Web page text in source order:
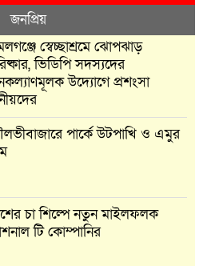
জনপ্রিয়
স্বেচ্ছাশ্রমে ঝোপঝাড়
ভিডিপি সদস্যদের
উদ্যোগে প্রশংসা
পার্কে উটপাখি ও এমুর
চা শিল্পে নতুন মাইলফলক
টি কোম্পানির